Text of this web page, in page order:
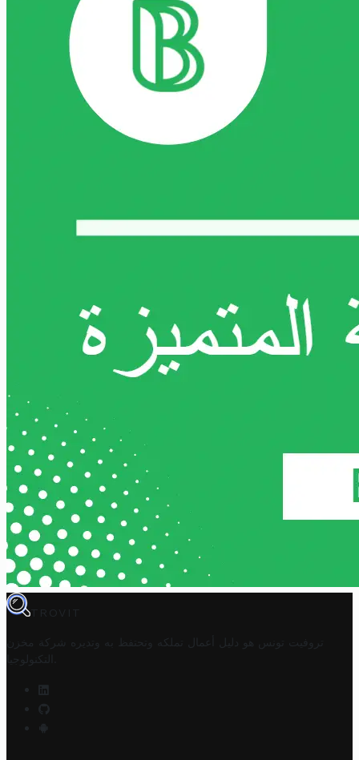
TROVIT
تروفيت تونس هو دليل أعمال تملكه وتحتفظ به وتديره
شركة مخزن
التكنولوجيا